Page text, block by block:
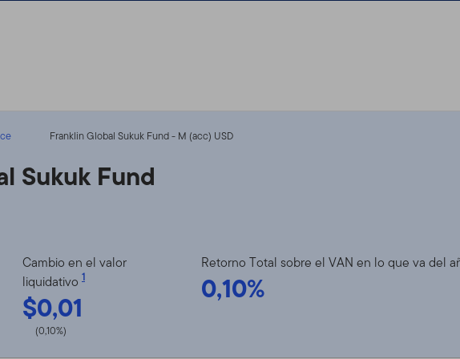
Franklin Global Sukuk Fund - M (acc) USD
Sukuk Fund
Cambio en el valor
liquidativo 1
$0,01
(0,10%)
Retorno Total sobre el VAN en lo que va del
0,10%